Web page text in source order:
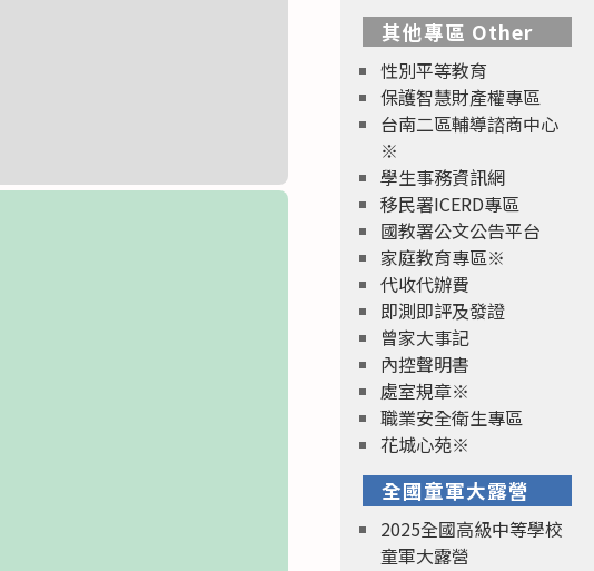
其他專區 Other
性別平等教育
保護智慧財產權專區
台南二區輔導諮商中心
※
學生事務資訊網
移民署ICERD專區
國教署公文公告平台
家庭教育專區※
代收代辦費
即測即評及發證
曾家大事記
內控聲明書
處室規章※
職業安全衛生專區
花城心苑※
全國童軍大露營
2025全國高級中等學校
童軍大露營